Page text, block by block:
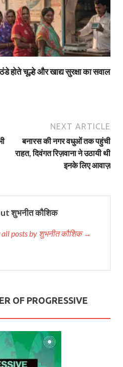
होते चूल्हे और खाद्य सुरक्षा का सवाल
NEXT ARTICLE
बनारस की नगर वधुओं तक पहुंची
राहत, दिवंगत रिज़वाना ने उठायी थी
इनके लिए आवाज़
शुभनीत कौशिक
all posts by शुभनीत कौशिक →
OF PROGRESSIVE